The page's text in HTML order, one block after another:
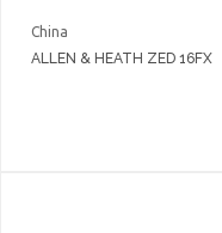
China
ALLEN & HEATH ZED 16FX